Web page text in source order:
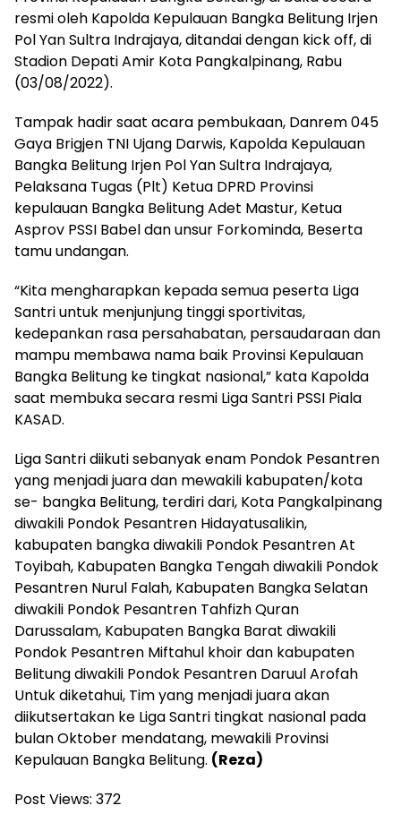
resmi oleh Kapolda Kepulauan Bangka Belitung Irjen
Pol Yan Sultra Indrajaya, ditandai dengan kick off, di
Stadion Depati Amir Kota Pangkalpinang, Rabu
(03/08/2022).
Tampak hadir saat acara pembukaan, Danrem 045
Gaya Brigjen TNI Ujang Darwis, Kapolda Kepulauan
Bangka Belitung Irjen Pol Yan Sultra Indrajaya,
Pelaksana Tugas (Plt) Ketua DPRD Provinsi
kepulauan Bangka Belitung Adet Mastur, Ketua
Asprov PSSI Babel dan unsur Forkominda, Beserta
tamu undangan.
“Kita mengharapkan kepada semua peserta Liga
Santri untuk menjunjung tinggi sportivitas,
kedepankan rasa persahabatan, persaudaraan dan
mampu membawa nama baik Provinsi Kepulauan
Bangka Belitung ke tingkat nasional,” kata Kapolda
saat membuka secara resmi Liga Santri PSSI Piala
KASAD.
Liga Santri diikuti sebanyak enam Pondok Pesantren
yang menjadi juara dan mewakili kabupaten/kota
se- bangka Belitung, terdiri dari, Kota Pangkalpinang
diwakili Pondok Pesantren Hidayatusalikin,
kabupaten bangka diwakili Pondok Pesantren At
Toyibah, Kabupaten Bangka Tengah diwakili Pondok
Pesantren Nurul Falah, Kabupaten Bangka Selatan
diwakili Pondok Pesantren Tahfizh Quran
Darussalam, Kabupaten Bangka Barat diwakili
Pondok Pesantren Miftahul khoir dan kabupaten
Belitung diwakili Pondok Pesantren Daruul Arofah
Untuk diketahui, Tim yang menjadi juara akan
diikutsertakan ke Liga Santri tingkat nasional pada
bulan Oktober mendatang, mewakili Provinsi
Kepulauan Bangka Belitung. (Reza)
Post Views: 372